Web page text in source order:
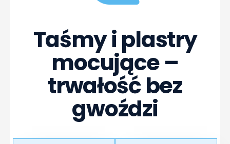
Taśmy i plastry
mocujące –
trwałość bez
gwoździ